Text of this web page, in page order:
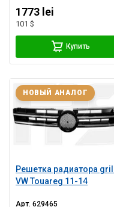
1773 lei
101 $
Купить
Решетка радиатора grill
VW Touareg 11-14
НОВЫЙ АНАЛОГ
Арт.629465